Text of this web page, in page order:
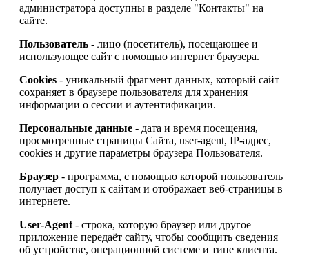
администратора доступны в разделе "Контакты" на
сайте.
Пользователь - лицо (посетитель), посещающее и
использующее сайт с помощью интернет браузера.
Cookies - уникальный фрагмент данных, который сайт
сохраняет в браузере пользователя для хранения
информации о сессии и аутентификации.
Персональные данные - дата и время посещения,
просмотренные страницы Сайта, user-agent, IP-адрес,
cookies и другие параметры браузера Пользователя.
Браузер - программа, с помощью которой пользователь
получает доступ к сайтам и отображает веб-страницы в
интернете.
User-Agent - строка, которую браузер или другое
приложение передаёт сайту, чтобы сообщить сведения
об устройстве, операционной системе и типе клиента.